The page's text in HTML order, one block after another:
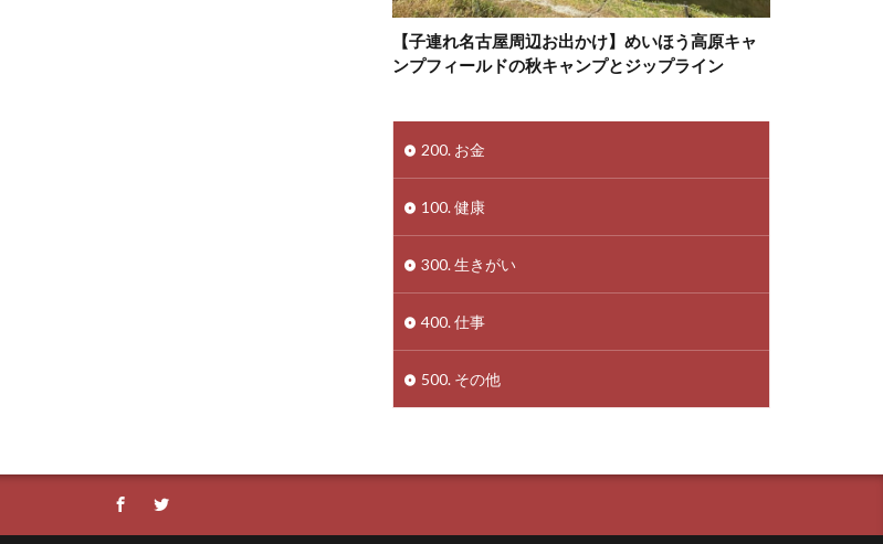
【子連れ名古屋周辺お出かけ】めいほう高原キャ
ンプフィールドの秋キャンプとジップライン
200. お金
100. 健康
300. 生きがい
400. 仕事
500. その他